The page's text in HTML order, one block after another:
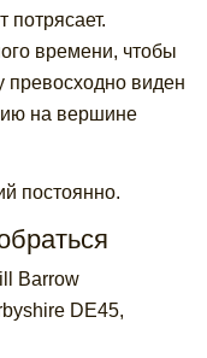
времени, чтобы
превосходно виден
на вершине
постоянно.
Barrow
DE45,